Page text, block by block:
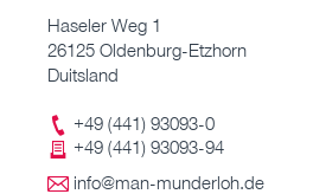
Haseler Weg 1
26125 Oldenburg-Etzhorn
Duitsland
+49 (441) 93093-0
+49 (441) 93093-94
info@man-munderloh.de